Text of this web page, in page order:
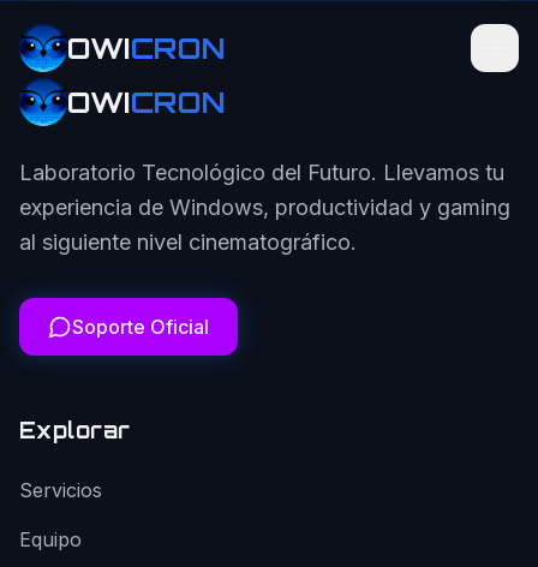
OWICRON
OWICRON
Laboratorio Tecnológico del Futuro. Llevamos tu
experiencia de Windows, productividad y gaming
al siguiente nivel cinematográfico.
Soporte Oficial
Explorar
Servicios
Equipo